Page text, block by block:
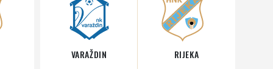
VARAŽDIN RIJEKA